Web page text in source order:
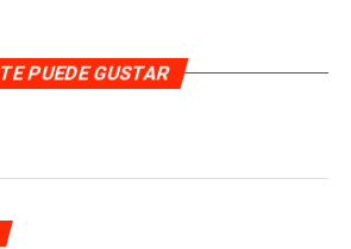
TE PUEDE GUSTAR